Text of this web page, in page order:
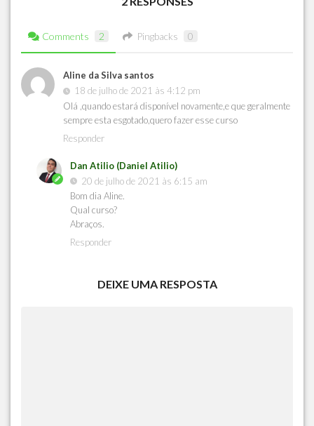
Comments 2 Pingbacks 0
Aline da Silva santos
18 de julho de 2021 às 4:12 pm
Olá ,quando estará disponível novamente,e que geralmente
sempre esta esgotado,quero fazer esse curso
Responder
Dan Atilio (Daniel Atilio)
20 de julho de 2021 às 6:15 am
Bom dia Aline.
Qual curso?
Abraços.
Responder
DEIXE UMA RESPOSTA